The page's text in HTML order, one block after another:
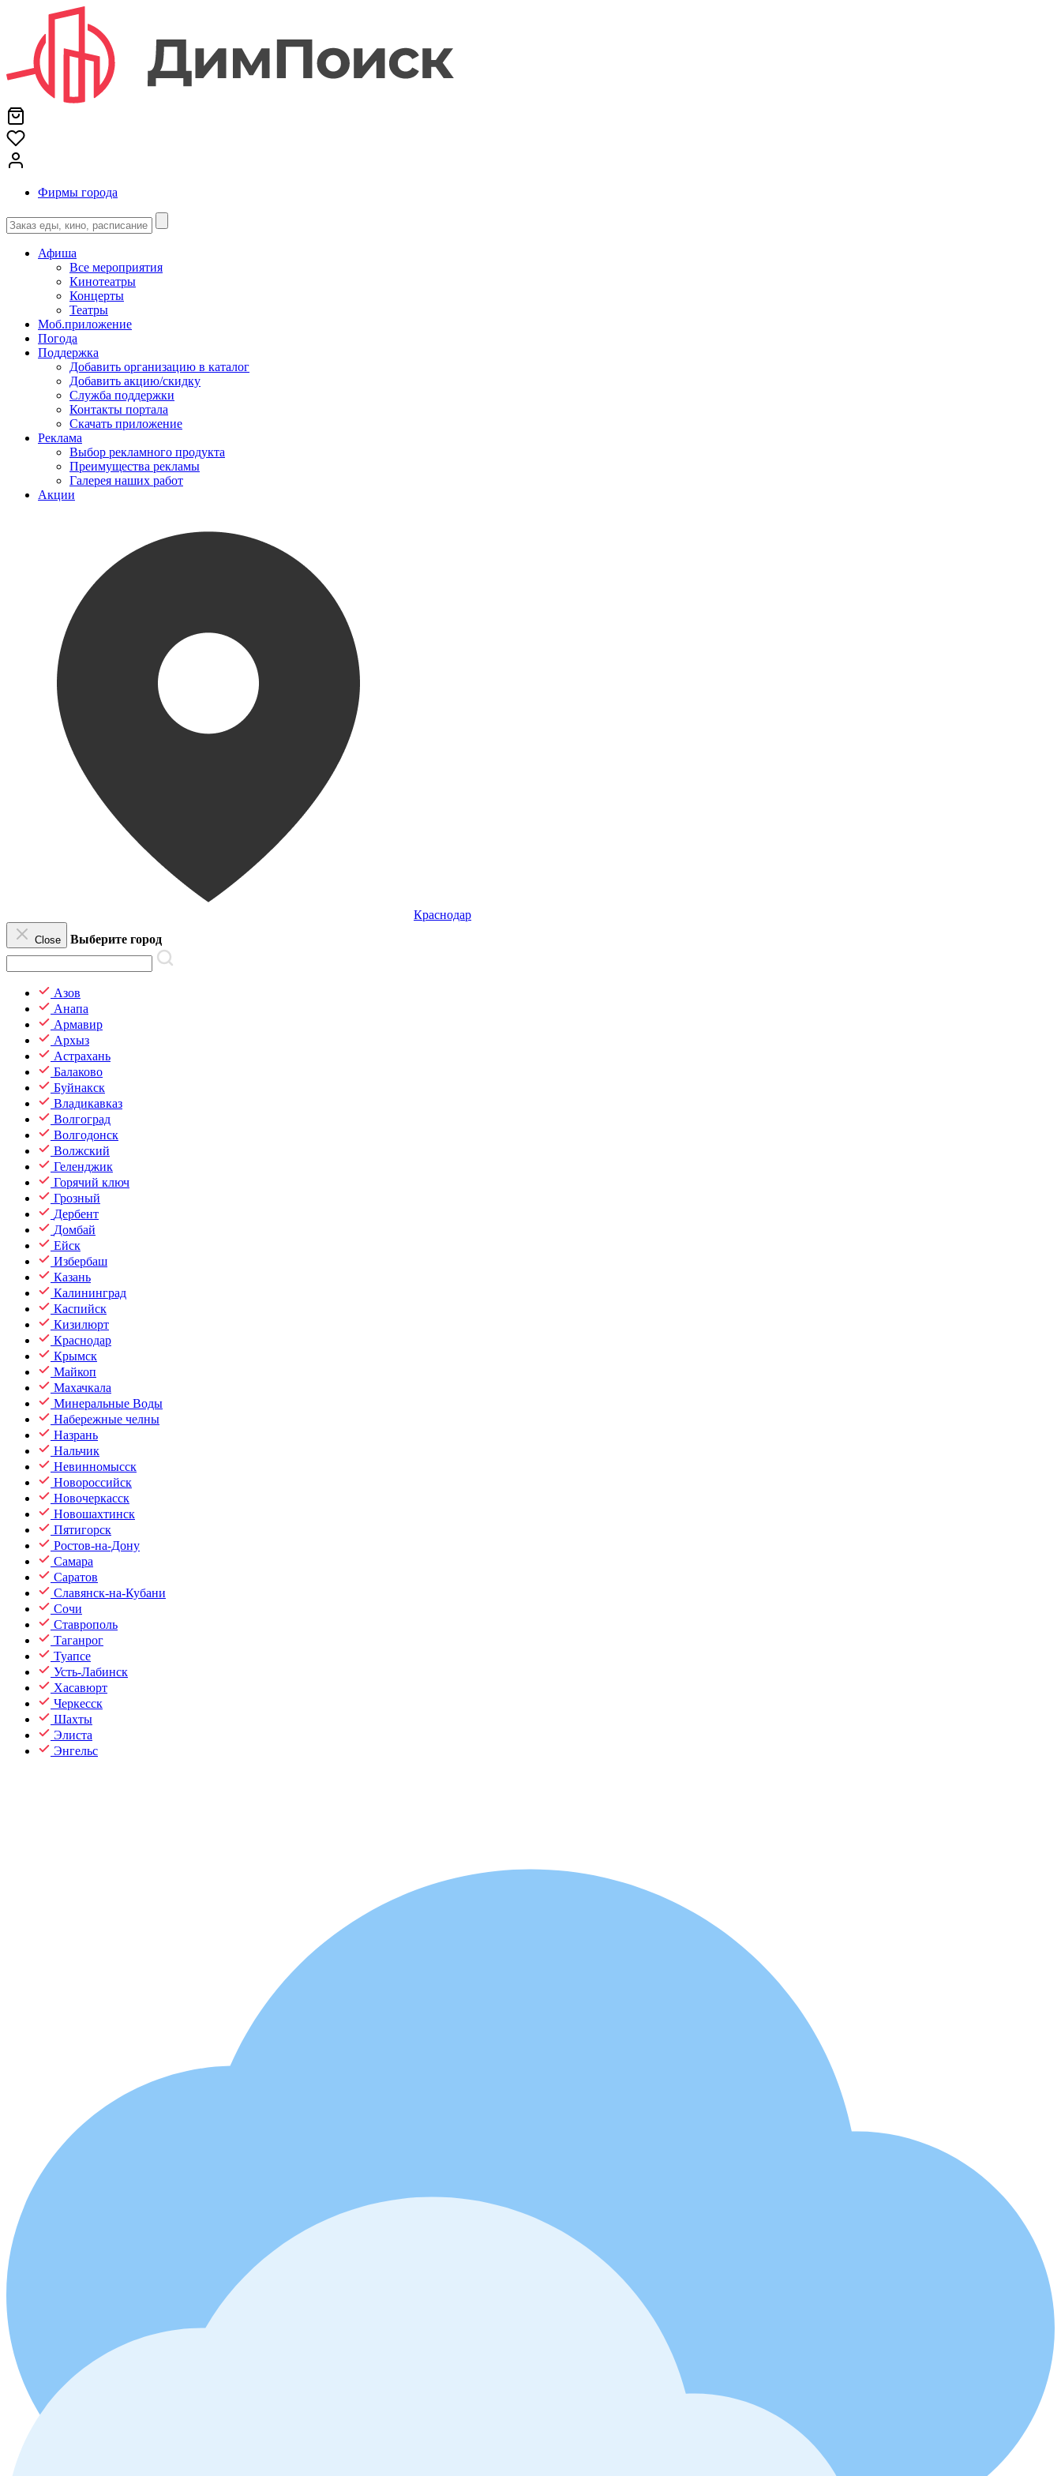
Фирмы города
Афиша
Все мероприятия
Кинотеатры
Концерты
Театры
Моб.приложение
Погода
Поддержка
Добавить организацию в каталог
Добавить акцию/скидку
Служба поддержки
Контакты портала
Скачать приложение
Реклама
Выбор рекламного продукта
Преимущества рекламы
Галерея наших работ
Акции
Краснодар
Close Выберите город
Азов
Анапа
Армавир
Архыз
Астрахань
Балаково
Буйнакск
Владикавказ
Волгоград
Волгодонск
Волжский
Геленджик
Горячий ключ
Грозный
Дербент
Домбай
Ейск
Избербаш
Казань
Калининград
Каспийск
Кизилюрт
Краснодар
Крымск
Майкоп
Махачкала
Минеральные Воды
Набережные челны
Назрань
Нальчик
Невинномысск
Новороссийск
Новочеркасск
Новошахтинск
Пятигорск
Ростов-на-Дону
Самара
Саратов
Славянск-на-Кубани
Сочи
Ставрополь
Таганрог
Туапсе
Усть-Лабинск
Хасавюрт
Черкесск
Шахты
Элиста
Энгельс